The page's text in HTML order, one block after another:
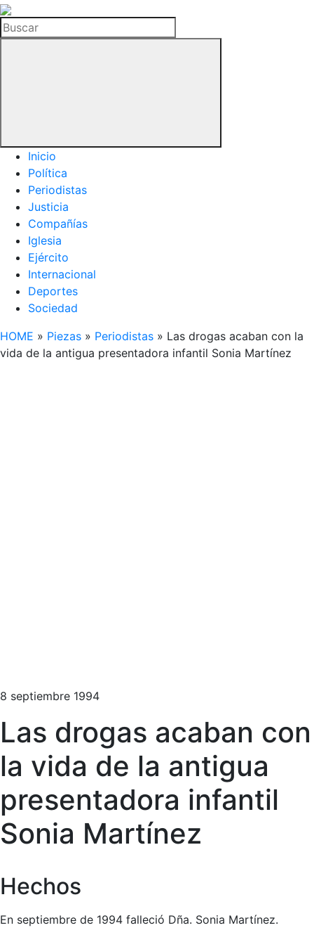
La
Hemeroteca
del
Buscar
Inicio
Política
Periodistas
Justicia
Compañías
Iglesia
Ejército
Internacional
Deportes
Sociedad
HOME » Piezas » Periodistas » Las drogas acaban con la
vida de la antigua presentadora infantil Sonia Martínez
8 septiembre 1994
Las drogas acaban con
la vida de la antigua
presentadora infantil
Sonia Martínez
Hechos
En septiembre de 1994 falleció Dña. Sonia Martínez.